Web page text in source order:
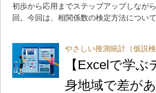
初歩から応用までステップアップしなが
回。今回は、相関係数の検定方法について
やさしい推測統計（仮説検
【Excelで学
身地域で差が